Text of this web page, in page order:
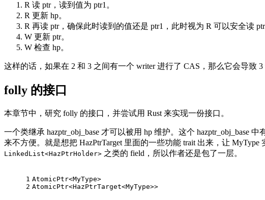
R 读 ptr，读到值为 ptr1。
R 更新 hp。
R 再读 ptr，确保此时读到的值还是 ptr1，此时视为 R 可以安全读
W 更新 ptr。
W 检查 hp。
这样的话，如果在 2 和 3 之间有一个 writer 进行了 CAS，那么它会导致
folly 的接口
本章节中，研究 folly 的接口，并尝试用 Rust 来实现一份接口。
一个类继承 hazptr_obj_base 才可以被用 hp 维护。这个 hazptr_obj_base
来不方便。就是想把 HazPtrTarget 里面的一些功能 trait 出来，让
LinkedList<HazPtrHolder> 之类的 field，所以作者还是包了一层。
1
2
AtomicPtr<MyType>
AtomicPtr<HazPtrTarget<MyType>>